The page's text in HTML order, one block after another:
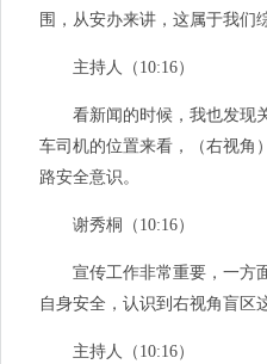
围，从安办来讲，这属于我们
主持人（10:16）
看新闻的时候，我也发现关
车司机的位置来看，（右视角
路安全意识。
谢秀桐（10:16）
宣传工作非常重要，一方面
自身安全，认识到右视角盲区
主持人（10:16）